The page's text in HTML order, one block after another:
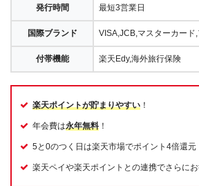
発行時間 最短3営業日
国際ブランド VISA,JCB,マスターカード
付帯機能 楽天Edy,海外旅行保険
楽天ポイントが貯まりやすい ！
年会費は永年無料 ！
5と0のつく日は楽天市場でポイント4倍還元
楽天ペイや楽天ポイントとの連携でさらにお